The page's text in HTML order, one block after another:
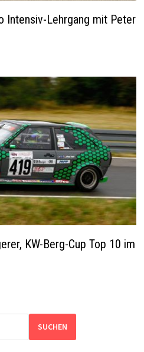
Intensiv-Lehrgang mit Peter
KW-Berg-Cup Top 10 im
SUCHEN